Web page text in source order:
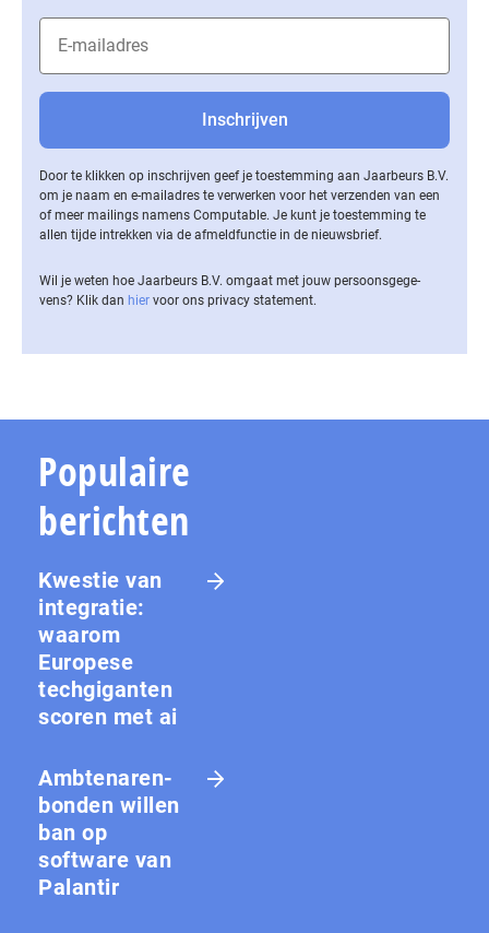
Door te klikken op inschrijven geef je toestemming aan Jaarbeurs B.V.
om je naam en e-mailadres te verwerken voor het verzenden van een
of meer mailings namens Computable. Je kunt je toestemming te
allen tijde intrekken via de af­meld­func­tie in de nieuwsbrief.
Wil je weten hoe Jaarbeurs B.V. omgaat met jouw per­soons­ge­ge­
vens? Klik dan hier voor ons privacy statement.
Populaire
berichten
Kwestie van
integratie:
waarom
Europese
techgiganten
scoren met ai
Amb­te­na­ren­
bon­den willen
ban op
software van
Palantir